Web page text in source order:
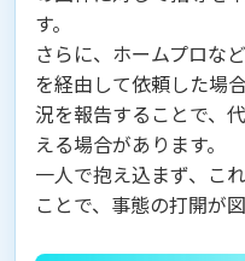
す。
さらに、ホームプロな
を経由して依頼した場
況を報告することで、
える場合があります。
一人で抱え込まず、こ
ことで、事態の打開が図